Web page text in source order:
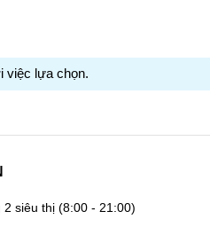
việc lựa chọn.
2 siêu thị(8:00 - 21:00)